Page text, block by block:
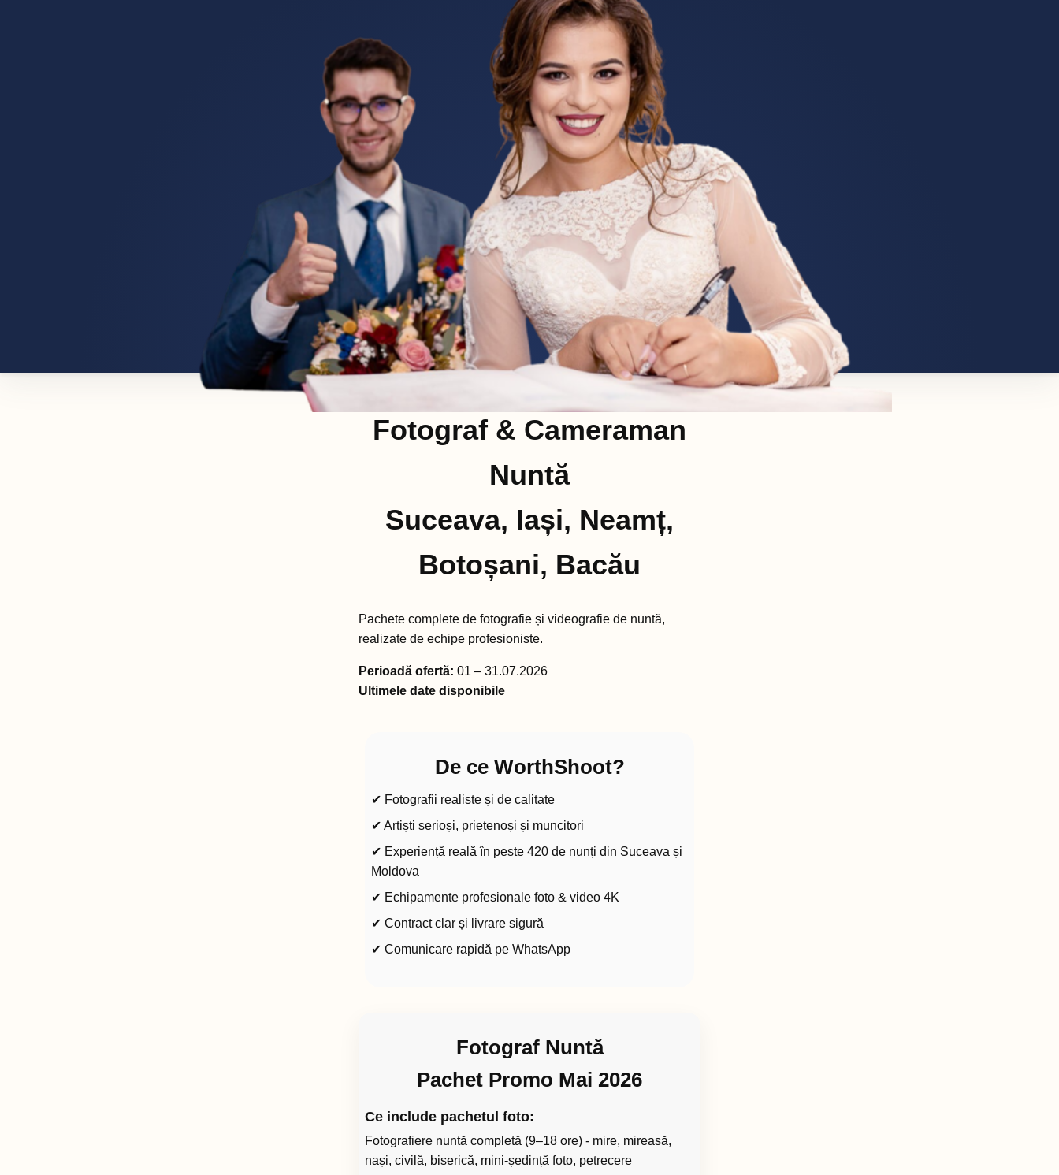
Fotograf & Cameraman
Nuntă
Suceava, Iași, Neamț,
Botoșani, Bacău
Pachete complete de fotografie și videografie de nuntă,
realizate de echipe profesioniste.
Perioadă ofertă: 01 – 31.07.2026
Ultimele date disponibile
De ce WorthShoot?
✔ Fotografii realiste și de calitate
✔ Artiști serioși, prietenoși și muncitori
✔ Experiență reală în peste 420 de nunți din Suceava și
Moldova
✔ Echipamente profesionale foto & video 4K
✔ Contract clar și livrare sigură
✔ Comunicare rapidă pe WhatsApp
Fotograf Nuntă
Pachet Promo Mai 2026
Ce include pachetul foto:
Fotografiere nuntă completă (9–18 ore) - mire, mireasă,
nași, civilă, biserică, mini-ședință foto, petrecere